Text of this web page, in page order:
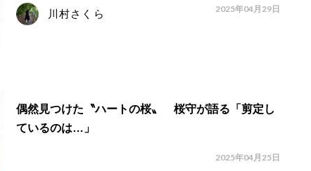
川村さくら 2025年04月29日
偶然見つけた〝ハートの桜〟 桜守が語る「剪定し
ているのは…」
2025年04月25日